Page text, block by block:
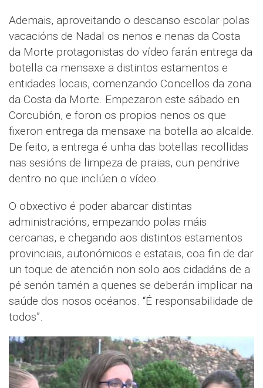
Ademais, aproveitando o descanso escolar polas
vacacións de Nadal os nenos e nenas da Costa
da Morte protagonistas do vídeo farán entrega da
botella ca mensaxe a distintos estamentos e
entidades locais, comenzando Concellos da zona
da Costa da Morte. Empezaron este sábado en
Corcubión, e foron os propios nenos os que
fixeron entrega da mensaxe na botella ao alcalde.
De feito, a entrega é unha das botellas recollidas
nas sesións de limpeza de praias, cun pendrive
dentro no que inclúen o vídeo.
O obxectivo é poder abarcar distintas
administracións, empezando polas máis
cercanas, e chegando aos distintos estamentos
provinciais, autonómicos e estatais, coa fin de dar
un toque de atención non solo aos cidadáns de a
pé senón tamén a quenes se deberán implicar na
saúde dos nosos océanos. “É responsabilidade de
todos”.